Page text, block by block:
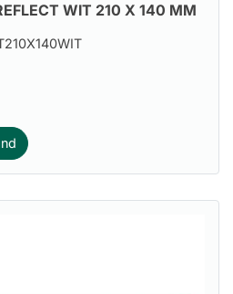
WIT 210 X 140 MM